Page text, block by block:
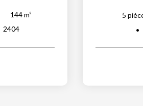
144m²
2404
5